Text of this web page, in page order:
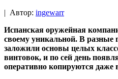
| Автор: ingewarr
Испанская оружейная
своему уникальной. В разные
заложили основы целых
винтовок, и по сей день
оперативно копируются